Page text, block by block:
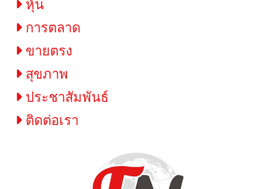
หุ้น
การตลาด
ขายตรง
สุขภาพ
ประชาสัมพันธ์
ติดต่อเรา